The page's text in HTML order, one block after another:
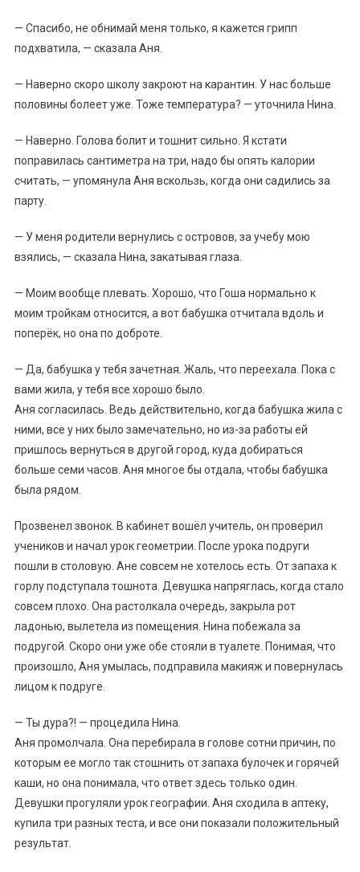
— Спасибо, не обнимай меня только, я кажется грипп
подхватила, — сказала Аня.
— Наверно скоро школу закроют на карантин. У нас больше
половины болеет уже. Тоже температура? — уточнила Нина.
— Наверно. Голова болит и тошнит сильно. Я кстати
поправилась сантиметра на три, надо бы опять калории
считать, — упомянула Аня вскользь, когда они садились за
парту.
— У меня родители вернулись с островов, за учебу мою
взялись, — сказала Нина, закатывая глаза.
— Моим вообще плевать. Хорошо, что Гоша нормально к
моим тройкам относится, а вот бабушка отчитала вдоль и
поперёк, но она по доброте.
— Да, бабушка у тебя зачетная. Жаль, что переехала. Пока с
вами жила, у тебя все хорошо было.
Аня согласилась. Ведь действительно, когда бабушка жила с
ними, все у них было замечательно, но из-за работы ей
пришлось вернуться в другой город, куда добираться
больше семи часов. Аня многое бы отдала, чтобы бабушка
была рядом.
Прозвенел звонок. В кабинет вошёл учитель, он проверил
учеников и начал урок геометрии. После урока подруги
пошли в столовую. Ане совсем не хотелось есть. От запаха к
горлу подступала тошнота. Девушка напряглась, когда стало
совсем плохо. Она растолкала очередь, закрыла рот
ладонью, вылетела из помещения. Нина побежала за
подругой. Скоро они уже обе стояли в туалете. Понимая, что
произошло, Аня умылась, подправила макияж и повернулась
лицом к подруге.
— Ты дура?! — процедила Нина.
Аня промолчала. Она перебирала в голове сотни причин, по
которым ее могло так стошнить от запаха булочек и горячей
каши, но она понимала, что ответ здесь только один.
Девушки прогуляли урок географии. Аня сходила в аптеку,
купила три разных теста, и все они показали положительный
результат.